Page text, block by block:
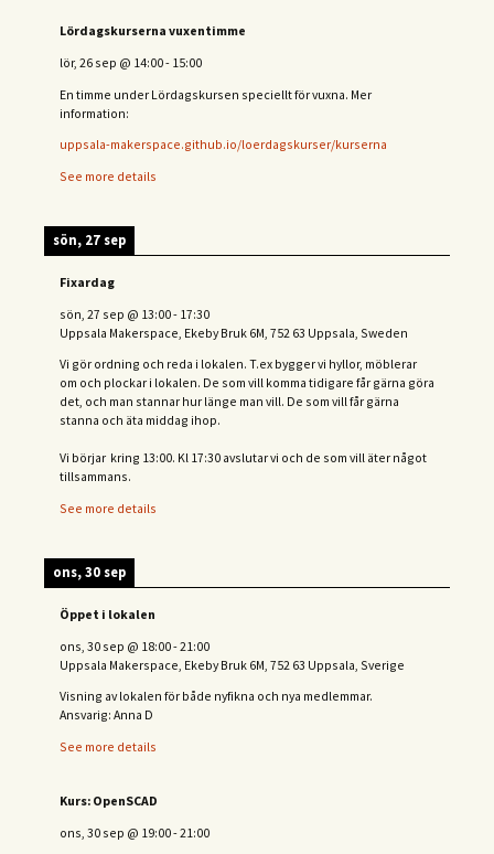
Lördagskurserna vuxentimme
lör, 26 sep @ 14:00- 15:00
En timme under Lördagskursen speciellt för vuxna. Mer
information:
uppsala-makerspace.github.io/loerdagskurser/kurserna
See more details
sön, 27 sep
Fixardag
sön, 27 sep @ 13:00- 17:30
Uppsala Makerspace, Ekeby Bruk 6M, 752 63 Uppsala, Sweden
Vi gör ordning och reda i lokalen. T.ex bygger vi hyllor, möblerar
om och plockar i lokalen. De som vill komma tidigare får gärna göra
det, och man stannar hur länge man vill. De som vill får gärna
stanna och äta middag ihop.
Vi börjar kring 13:00. Kl 17:30 avslutar vi och de som vill äter något
tillsammans.
See more details
ons, 30 sep
Öppet i lokalen
ons, 30 sep @ 18:00-21:00
Uppsala Makerspace, Ekeby Bruk 6M, 752 63 Uppsala, Sverige
Visning av lokalen för både nyfikna och nya medlemmar.
Ansvarig: Anna D
See more details
Kurs: OpenSCAD
ons, 30 sep @ 19:00-21:00